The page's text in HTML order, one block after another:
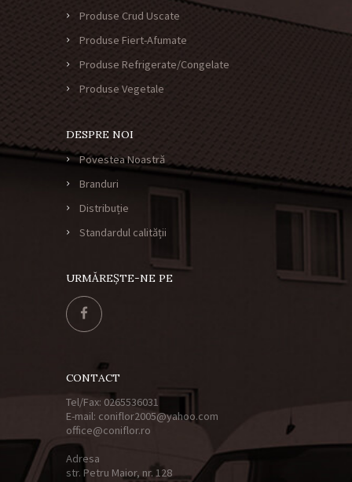
Produse Crud Uscate
Produse Fiert-Afumate
Produse Refrigerate/Congelate
Produse Vegetale
DESPRE NOI
Povestea Noastră
Branduri
Distribuție
Standardul calității
URMĂREȘTE-NE PE
CONTACT
Tel/Fax: 0265536031
E-mail: coniflor2005@yahoo.com
office@coniflor.ro
Adresa
str. Petru Maior, nr. 128